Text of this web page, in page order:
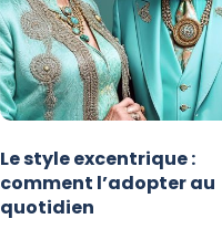
Le style excentrique :
comment l’adopter au
quotidien